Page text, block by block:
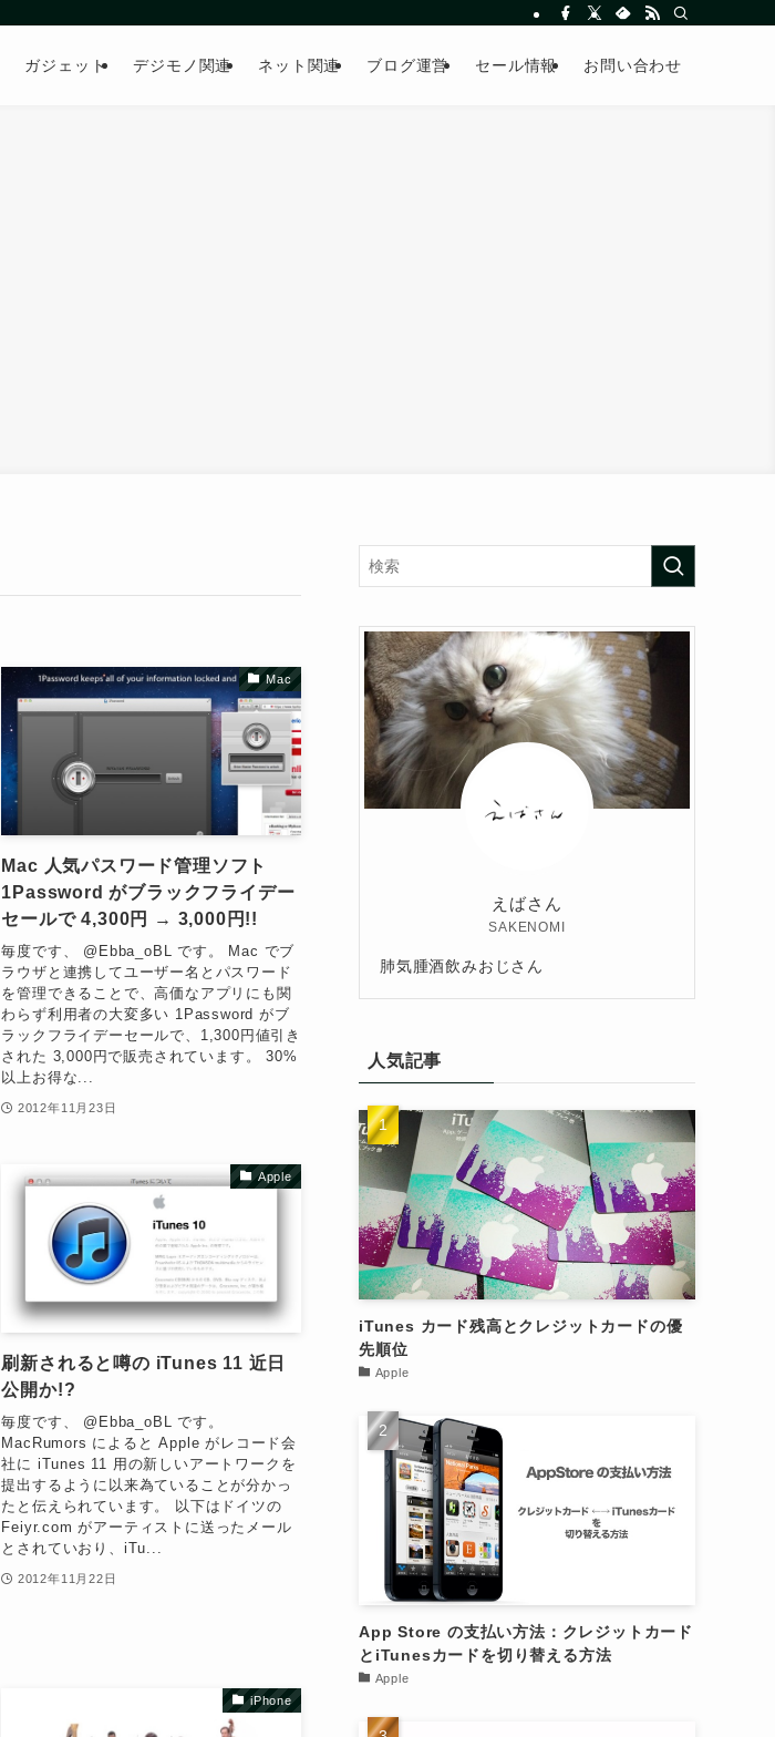
ガジェット デジモノ関連 ネット関連 ブログ運営 セール情報 お問い合わせ
Mac
Mac 人気パスワード管理ソフト
1Password がブラックフライデー
セールで 4,300円 → 3,000円!!
毎度です、 @Ebba_oBL です。 Mac でブ
ラウザと連携してユーザー名とパスワード
を管理できることで、高価なアプリにも関
わらず利用者の大変多い 1Password がブ
ラックフライデーセールで、1,300円値引き
された 3,000円で販売されています。 30%
以上お得な...
2012年11月23日
Apple
刷新されると噂の iTunes 11 近日
公開か!?
毎度です、 @Ebba_oBL です。
MacRumors によると Apple がレコード会
社に iTunes 11 用の新しいアートワークを
提出するように以来為ていることが分かっ
たと伝えられています。 以下はドイツの
Feiyr.com がアーティストに送ったメール
とされていおり、iTu...
2012年11月22日
iPhone
えばさん
SAKENOMI
肺気腫酒飲みおじさん
人気記事
iTunes カード残高とクレジットカードの優
先順位
Apple
App Store の支払い方法：クレジットカード
とiTunesカードを切り替える方法
Apple